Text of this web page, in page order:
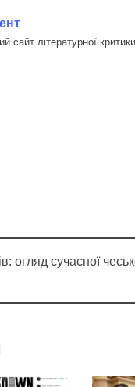
сайт літературної критики
огляд сучасної